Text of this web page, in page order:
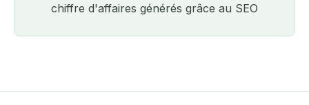
chiffre d'affaires générés grâce au SEO